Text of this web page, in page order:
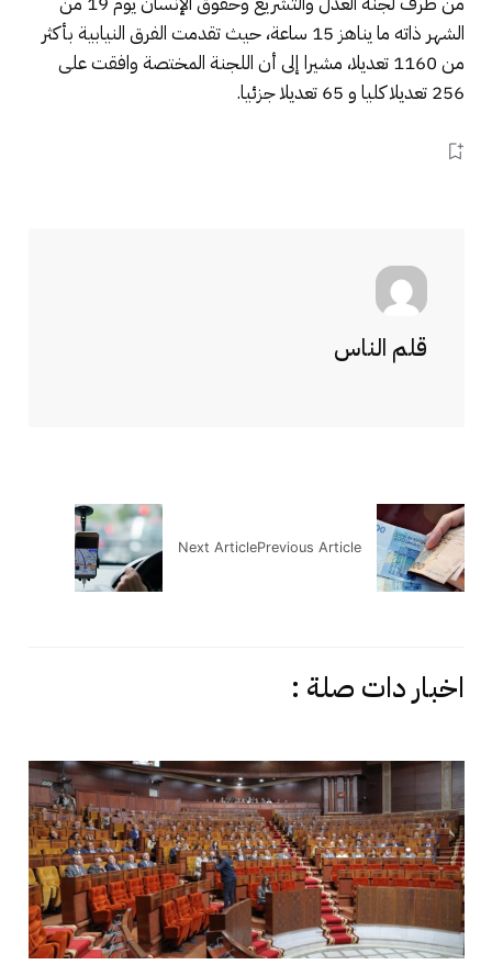
الشهر ذاته ما يناهز 15 ساعة، حيث تقدمت الفرق النيابية بأكثر
من 1160 تعديلا، مشيرا إلى أن اللجنة المختصة وافقت على
256 تعديلا كليا و 65 تعديلا جزئيا.
قلم الناس
Previous Article
Next Article
اخبار دات صلة :